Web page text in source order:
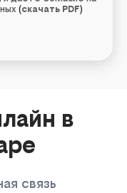
(скачать PDF)
в
связь